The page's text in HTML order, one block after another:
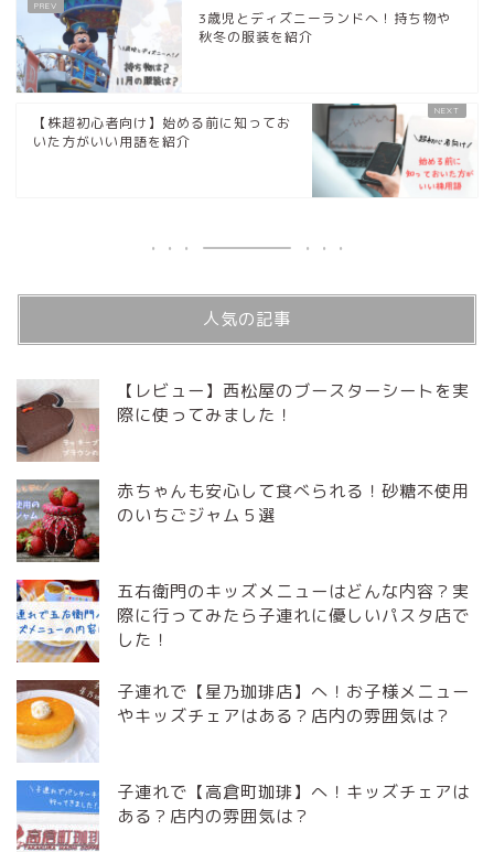
3歳児とディズニーランドへ！持ち物や
秋冬の服装を紹介
【株超初心者向け】始める前に知ってお
いた方がいい用語を紹介
人気の記事
【レビュー】西松屋のブースターシートを実
際に使ってみました！
赤ちゃんも安心して食べられる！砂糖不使用
のいちごジャム５選
五右衛門のキッズメニューはどんな内容？実
際に行ってみたら子連れに優しいパスタ店で
した！
子連れで【星乃珈琲店】へ！お子様メニュー
やキッズチェアはある？店内の雰囲気は？
子連れで【高倉町珈琲】へ！キッズチェアは
ある？店内の雰囲気は？